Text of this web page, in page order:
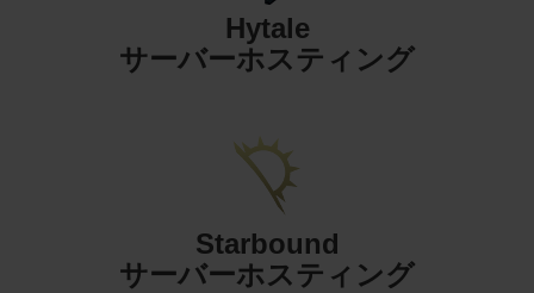
Hytale
サーバーホスティング
Starbound
サーバーホスティング